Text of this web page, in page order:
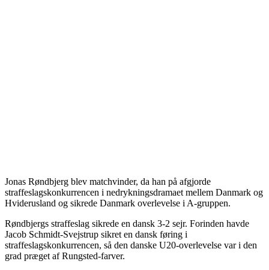
Jonas Røndbjerg blev matchvinder, da han på afgjorde
straffeslagskonkurrencen i nedrykningsdramaet mellem Danmark og
Hviderusland og sikrede Danmark overlevelse i A-gruppen.
Røndbjergs straffeslag sikrede en dansk 3-2 sejr. Forinden havde
Jacob Schmidt-Svejstrup sikret en dansk føring i
straffeslagskonkurrencen, så den danske U20-overlevelse var i den
grad præget af Rungsted-farver.